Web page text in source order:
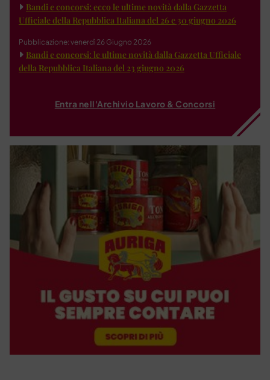
Bandi e concorsi: ecco le ultime novità dalla Gazzetta
Ufficiale della Repubblica Italiana del 26 e 30 giugno 2026
Pubblicazione: venerdì 26 Giugno 2026
Bandi e concorsi: le ultime novità dalla Gazzetta Ufficiale
della Repubblica Italiana del 23 giugno 2026
Entra nell'Archivio Lavoro & Concorsi